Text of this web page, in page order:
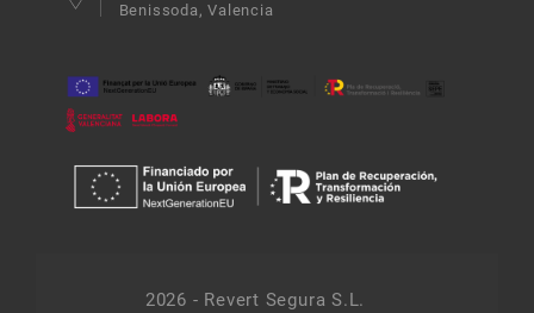
Benissoda, Valencia
2026 - Revert Segura S.L.